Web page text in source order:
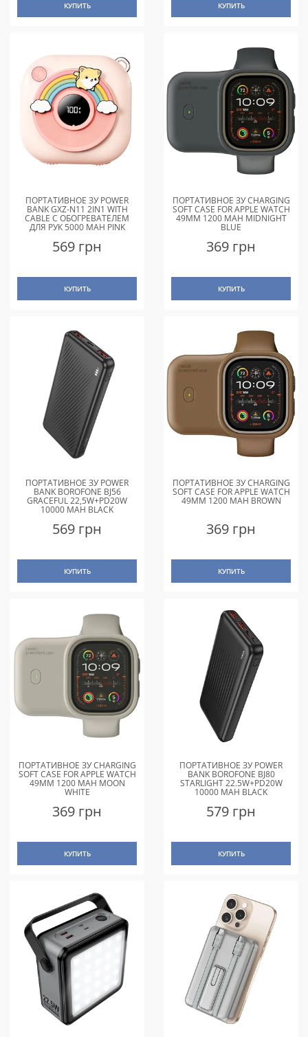
КУПИТЬ КУПИТЬ
ПОРТАТИВНОЕ ЗУ POWER
BANK GXZ-N11 2IN1 WITH
CABLE С ОБОГРЕВАТЕЛЕМ
ДЛЯ РУК 5000 MAH PINK
569 грн
КУПИТЬ
ПОРТАТИВНОЕ ЗУ CHARGING
SOFT CASE FOR APPLE WATCH
49MM 1200 MAH MIDNIGHT
BLUE
369 грн
КУПИТЬ
ПОРТАТИВНОЕ ЗУ POWER
BANK BOROFONE BJ56
GRACEFUL 22,5W+PD20W
10000 MAH BLACK
569 грн
КУПИТЬ
ПОРТАТИВНОЕ ЗУ CHARGING
SOFT CASE FOR APPLE WATCH
49MM 1200 MAH BROWN
369 грн
КУПИТЬ
ПОРТАТИВНОЕ ЗУ CHARGING
SOFT CASE FOR APPLE WATCH
49MM 1200 MAH MOON
WHITE
369 грн
КУПИТЬ
ПОРТАТИВНОЕ ЗУ POWER
BANK BOROFONE BJ80
STARLIGHT 22.5W+PD20W
10000 MAH BLACK
579 грн
КУПИТЬ